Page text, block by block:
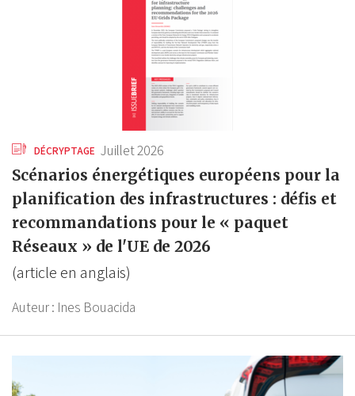
DÉCRYPTAGE Juillet 2026
Scénarios énergétiques européens pour la
planification des infrastructures : défis et
recommandations pour le « paquet
Réseaux » de l'UE de 2026
(article en anglais)
Auteur : Ines Bouacida